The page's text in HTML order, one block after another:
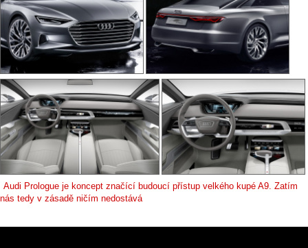
Audi Prologue je koncept značící budoucí přístup velkého kupé A9. Zatím
nás tedy v zásadě ničím nedostává